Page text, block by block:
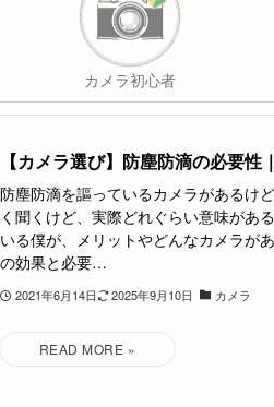
カメラ初心者
【カメラ選び】防塵防滴の必要
防塵防滴を謳っているカメラがあるけ
く聞くけど、実際どれぐらい意味があ
いる僕が、メリットやどんなカメラが
の効果と必要…
2021年6月14日 2025年9月10日 カメラ